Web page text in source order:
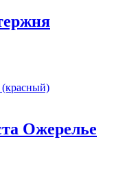
Ожерелье